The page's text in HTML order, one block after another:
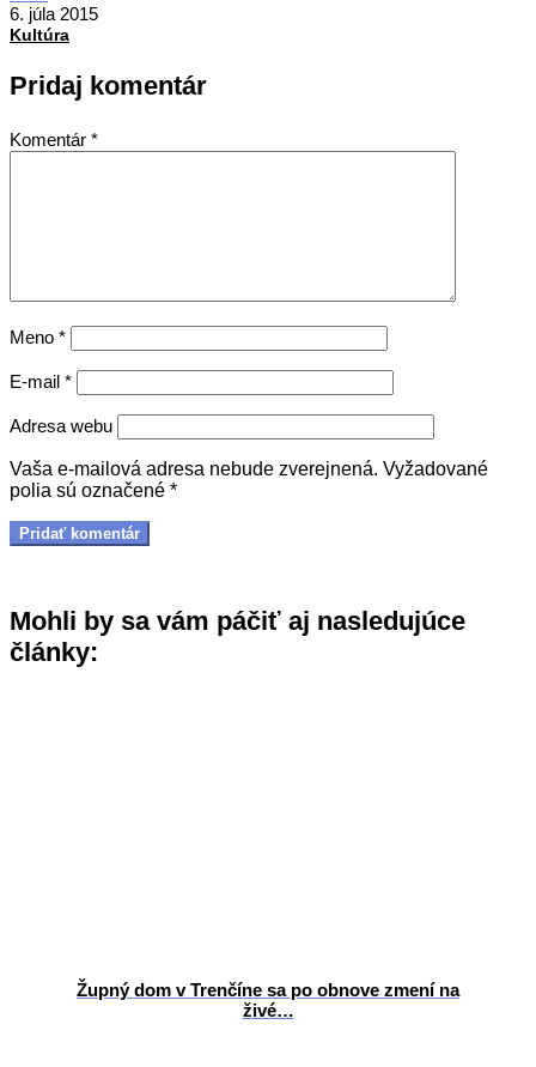
07-
06
6. júla 2015
Kultúra
Pridaj komentár
Komentár *
Meno *
E-mail *
Adresa webu
Vaša e-mailová adresa nebude zverejnená. Vyžadované
polia sú označené *
Mohli by sa vám páčiť aj nasledujúce
články:
Župný dom v Trenčíne sa po obnove zmení na
živé…